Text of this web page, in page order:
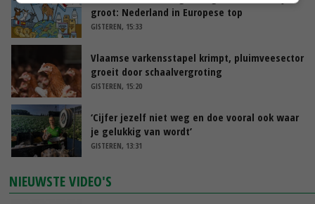
groot: Nederland in Europese top
GISTEREN, 15:33
Vlaamse varkensstapel krimpt, pluimveesector
groeit door schaalvergroting
GISTEREN, 15:20
‘Cijfer jezelf niet weg en doe vooral ook waar
je gelukkig van wordt’
GISTEREN, 13:31
NIEUWSTE VIDEO'S